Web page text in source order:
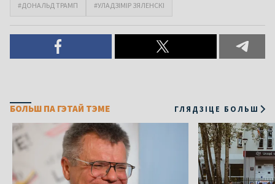
#ДОНАЛЬД ТРАМП #УЛАДЗІМІР ЗЯЛЕНСКІ
БОЛЬШ ПА ГЭТАЙ ТЭМЕ ГЛЯДЗІЦЕ БОЛЬШ